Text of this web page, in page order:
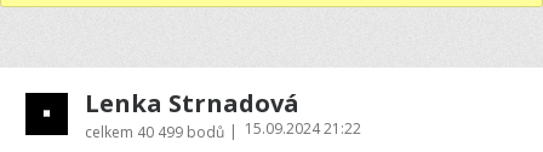
Lenka Strnadová
celkem 40 499 bodů 15.09.2024 21:22